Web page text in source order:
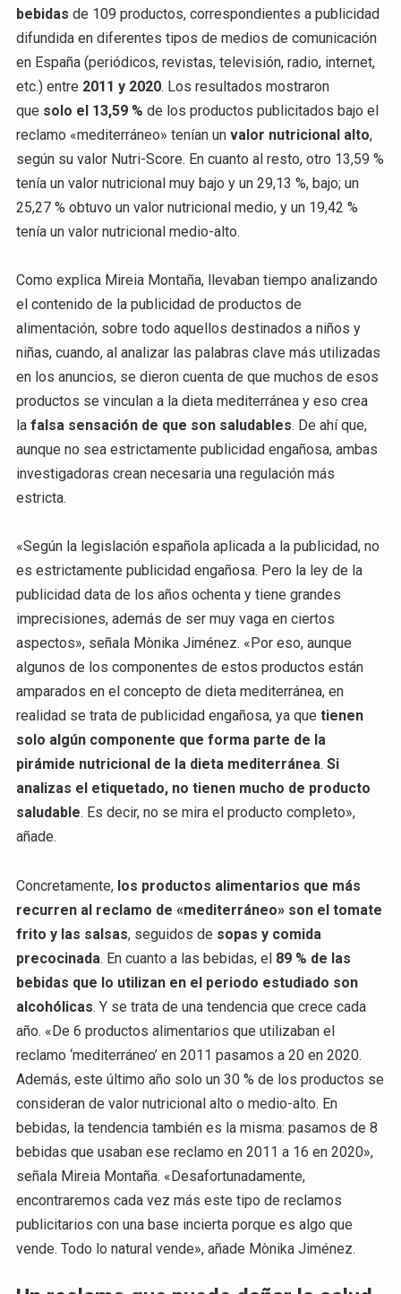
bebidas de 109 productos, correspondientes a publicidad
difundida en diferentes tipos de medios de comunicación
en España (periódicos, revistas, televisión, radio, internet,
etc.) entre 2011 y 2020. Los resultados mostraron
que solo el 13,59 % de los productos publicitados bajo el
reclamo «mediterráneo» tenían un valor nutricional alto,
según su valor Nutri-Score. En cuanto al resto, otro 13,59 %
tenía un valor nutricional muy bajo y un 29,13 %, bajo; un
25,27 % obtuvo un valor nutricional medio, y un 19,42 %
tenía un valor nutricional medio-alto.
Como explica Mireia Montaña, llevaban tiempo analizando
el contenido de la publicidad de productos de
alimentación, sobre todo aquellos destinados a niños y
niñas, cuando, al analizar las palabras clave más utilizadas
en los anuncios, se dieron cuenta de que muchos de esos
productos se vinculan a la dieta mediterránea y eso crea
la falsa sensación de que son saludables. De ahí que,
aunque no sea estrictamente publicidad engañosa, ambas
investigadoras crean necesaria una regulación más
estricta.
«Según la legislación española aplicada a la publicidad, no
es estrictamente publicidad engañosa. Pero la ley de la
publicidad data de los años ochenta y tiene grandes
imprecisiones, además de ser muy vaga en ciertos
aspectos», señala Mònika Jiménez. «Por eso, aunque
algunos de los componentes de estos productos están
amparados en el concepto de dieta mediterránea, en
realidad se trata de publicidad engañosa, ya que tienen
solo algún componente que forma parte de la
pirámide nutricional de la dieta mediterránea. Si
analizas el etiquetado, no tienen mucho de producto
saludable. Es decir, no se mira el producto completo»,
añade.
Concretamente, los productos alimentarios que más
recurren al reclamo de «mediterráneo» son el tomate
frito y las salsas, seguidos de sopas y comida
precocinada. En cuanto a las bebidas, el 89 % de las
bebidas que lo utilizan en el periodo estudiado son
alcohólicas. Y se trata de una tendencia que crece cada
año. «De 6 productos alimentarios que utilizaban el
reclamo ‘mediterráneo’ en 2011 pasamos a 20 en 2020.
Además, este último año solo un 30 % de los productos se
consideran de valor nutricional alto o medio-alto. En
bebidas, la tendencia también es la misma: pasamos de 8
bebidas que usaban ese reclamo en 2011 a 16 en 2020»,
señala Mireia Montaña. «Desafortunadamente,
encontraremos cada vez más este tipo de reclamos
publicitarios con una base incierta porque es algo que
vende. Todo lo natural vende», añade Mònika Jiménez.